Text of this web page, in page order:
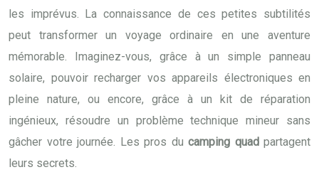
les imprévus. La connaissance de ces petites subtilités
peut transformer un voyage ordinaire en une aventure
mémorable. Imaginez-vous, grâce à un simple panneau
solaire, pouvoir recharger vos appareils électroniques en
pleine nature, ou encore, grâce à un kit de réparation
ingénieux, résoudre un problème technique mineur sans
gâcher votre journée. Les pros du camping quad partagent
leurs secrets.